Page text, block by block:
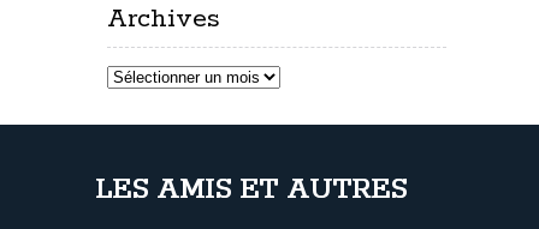
Archives
Archives
LES AMIS ET AUTRES